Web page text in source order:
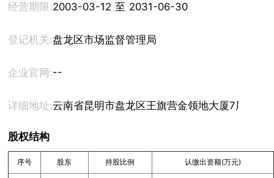
经营期限: 2003-03-12 至 2031-06-30
登记机关:盘龙区市场监督管理局
企业官网:--
详细地址:云南省昆明市盘龙区王旗营金领地大厦7层办公1
股权结构
序号 股东 持股比例 认缴出资额(万元)